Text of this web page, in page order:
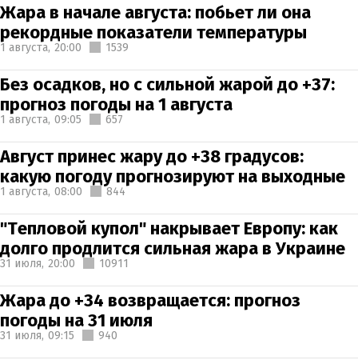
Жара в начале августа: побьет ли она
рекордные показатели температуры
1 августа, 20:00 1539
Без осадков, но с сильной жарой до +37:
прогноз погоды на 1 августа
1 августа, 09:05 657
Август принес жару до +38 градусов:
какую погоду прогнозируют на выходные
1 августа, 08:00 844
"Тепловой купол" накрывает Европу: как
долго продлится сильная жара в Украине
31 июля, 20:00 10911
Жара до +34 возвращается: прогноз
погоды на 31 июля
31 июля, 09:15 940